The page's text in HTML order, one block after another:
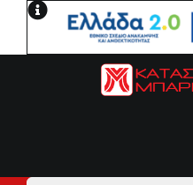
Μετάβαση
Αρχική